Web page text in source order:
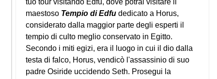
tuo tour visitando Edfu, dove potrai visitare il
maestoso Tempio di Edfu dedicato a Horus,
considerato dalla maggior parte degli esperti il
tempio di culto meglio conservato in Egitto.
Secondo i miti egizi, era il luogo in cui il dio dalla
testa di falco, Horus, vendicò l'assassinio di suo
padre Osiride uccidendo Seth. Prosegui la